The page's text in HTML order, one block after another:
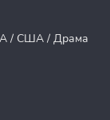
/ США / Драма